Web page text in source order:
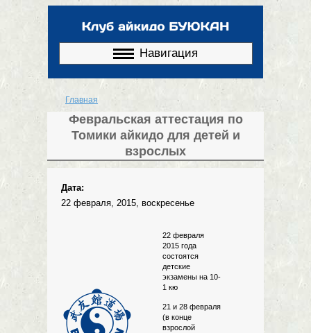
основному
Навигация
Вы здесь
Главная
Февральская аттестация по
Томики айкидо для детей и
взрослых
Дата:
22 февраля, 2015, воскресенье
22 февраля
2015 года
состоятся
детские
экзамены на 10-
1 кю
21 и 28 февраля
(в конце
взрослой